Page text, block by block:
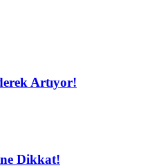
Artıyor!
Dikkat!